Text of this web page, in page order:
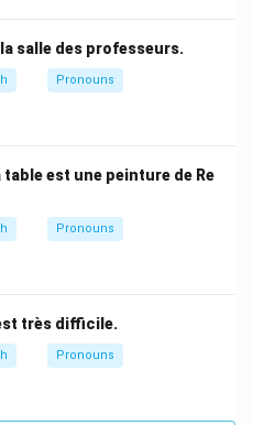
salle des professeurs.
Pronouns
table est une peinture de Re
Pronouns
très difficile.
Pronouns